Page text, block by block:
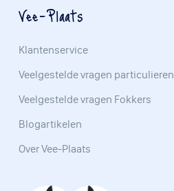
Vee-Plaats
Klantenservice
Veelgestelde vragen particulieren
Veelgestelde vragen Fokkers
Blogartikelen
Over Vee-Plaats